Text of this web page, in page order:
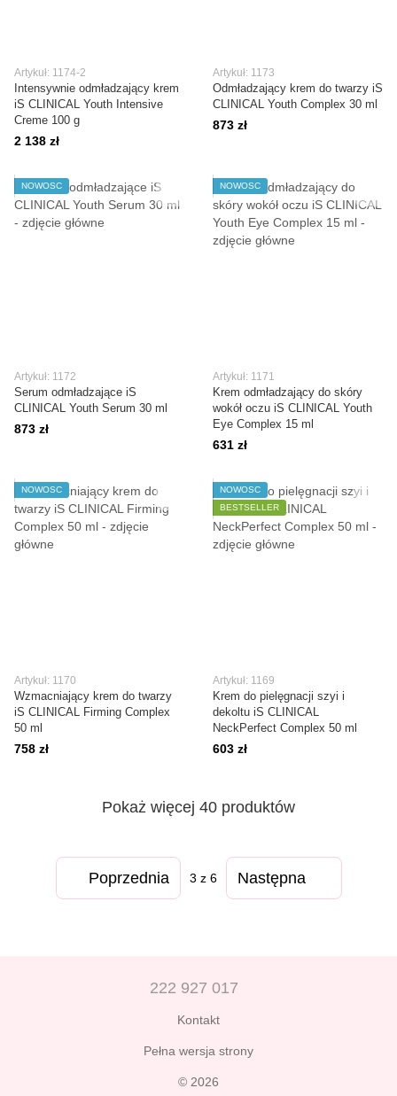
Artykuł: 1174-2
Intensywnie odmładzający krem
iS CLINICAL Youth Intensive
Creme 100 g
2 138 zł
Artykuł: 1173
Odmładzający krem do twarzy iS
CLINICAL Youth Complex 30 ml
873 zł
NOWOŚĆ
Artykuł: 1172
Serum odmładzające iS
CLINICAL Youth Serum 30 ml
873 zł
NOWOŚĆ
Artykuł: 1171
Krem odmładzający do skóry
wokół oczu iS CLINICAL Youth
Eye Complex 15 ml
631 zł
NOWOŚĆ
Artykuł: 1170
Wzmacniający krem do twarzy
iS CLINICAL Firming Complex
50 ml
758 zł
NOWOŚĆ
BESTSELLER
Artykuł: 1169
Krem do pielęgnacji szyi i
dekoltu iS CLINICAL
NeckPerfect Complex 50 ml
603 zł
Pokaż więcej 40 produktów
Poprzednia 3 z 6 Następna
222 927 017
Kontakt
Pełna wersja strony
© 2026